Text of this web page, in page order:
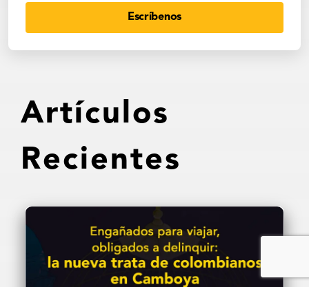
Escríbenos
Artículos
Recientes